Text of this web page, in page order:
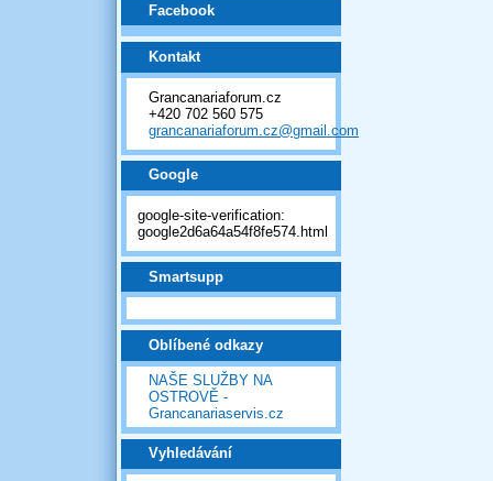
Facebook
Kontakt
Grancanariaforum.cz
+420 702 560 575
grancanariaforum.cz@gmail.com
Google
google-site-verification:
google2d6a64a54f8fe574.html
Smartsupp
Oblíbené odkazy
NAŠE SLUŽBY NA
OSTROVĚ -
Grancanariaservis.cz
Vyhledávání